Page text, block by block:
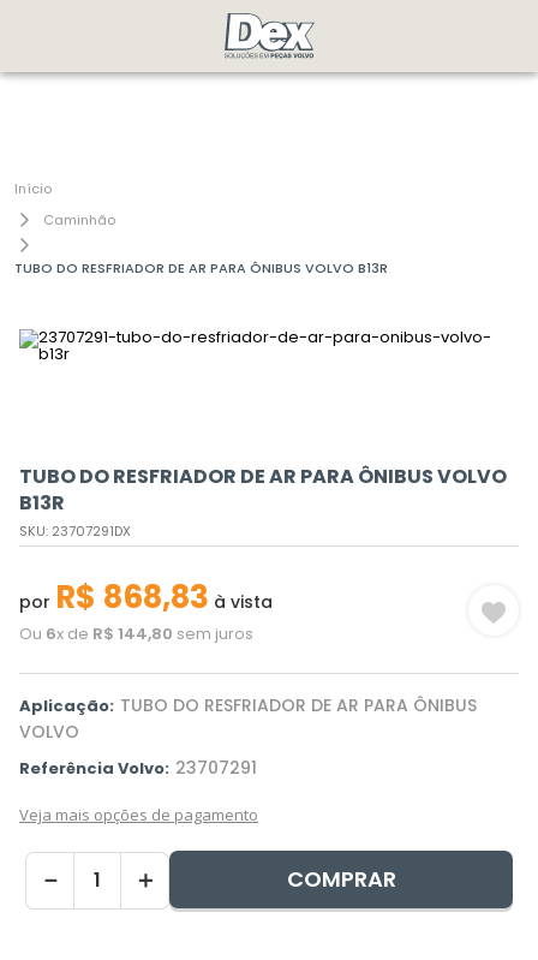
Caminhão
TUBO DO RESFRIADOR DE AR PARA ÔNIBUS VOLVO B13R
TUBO DO RESFRIADOR DE AR PARA ÔNIBUS VOLVO
B13R
SKU: 23707291DX
por R$ 868,83 à vista
Ou 6x de R$ 144,80 sem juros
Aplicação: TUBO DO RESFRIADOR DE AR PARA ÔNIBUS
VOLVO
Referência Volvo: 23707291
Veja mais opções de pagamento
＋
－ COMPRAR